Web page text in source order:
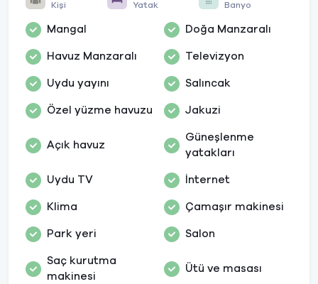
Kişi
Yatak
Banyo
Mangal Doğa Manzaralı
Havuz Manzaralı Televizyon
Uydu yayını Salıncak
Özel yüzme havuzu Jakuzi
Açık havuz
Güneşlenme
yatakları
Uydu TV İnternet
Klima Çamaşır makinesi
Park yeri Salon
Saç kurutma
makinesi
Ütü ve masası